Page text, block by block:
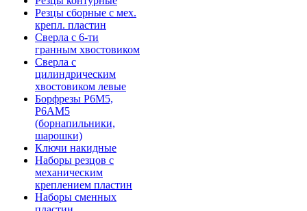
Резцы сборные с мех.
крепл. пластин
Сверла с 6-ти
гранным хвостовиком
Сверла с
цилиндрическим
хвостовиком левые
Борфрезы Р6М5,
Р6АМ5
(борнапильники,
шарошки)
Ключи накидные
Наборы резцов с
механическим
креплением пластин
Наборы сменных